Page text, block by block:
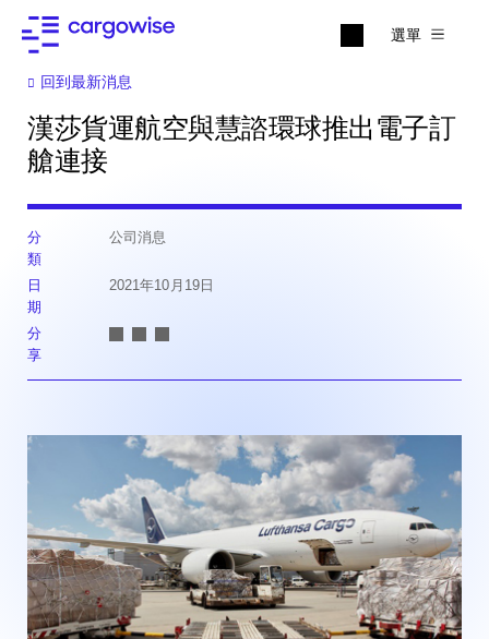
選單
回到最新消息
漢莎貨運航空與慧諮環球推出電子訂
艙連接
分
類
公司消息
日
期
2021年10月19日
分
享